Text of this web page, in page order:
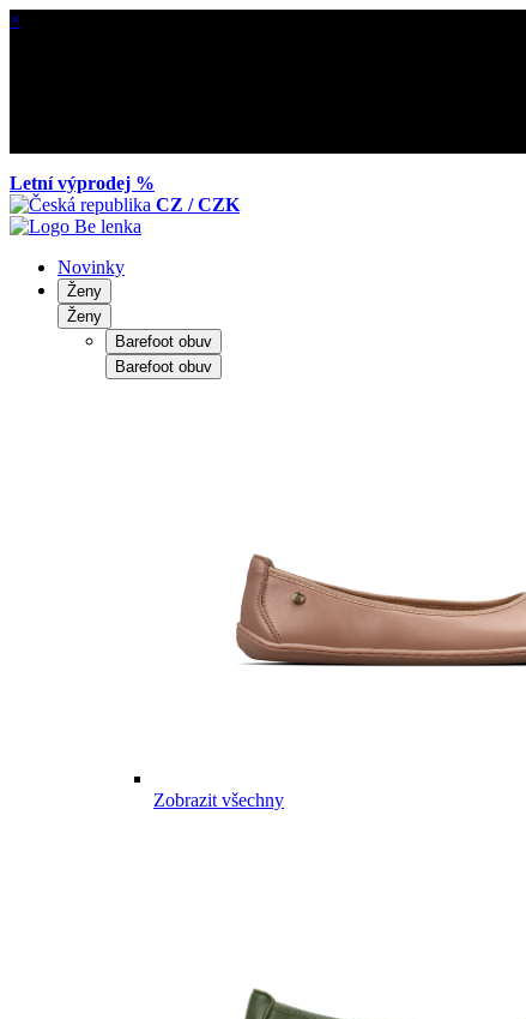
×
Letní výprodej %
CZ / CZK
Novinky
Ženy
Ženy
Barefoot obuv
Barefoot obuv
Zobrazit všechny